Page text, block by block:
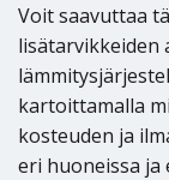
Voit saavuttaa
lisätarvikkeiden
kartoittamalla
kosteuden ja
eri huoneissa ja